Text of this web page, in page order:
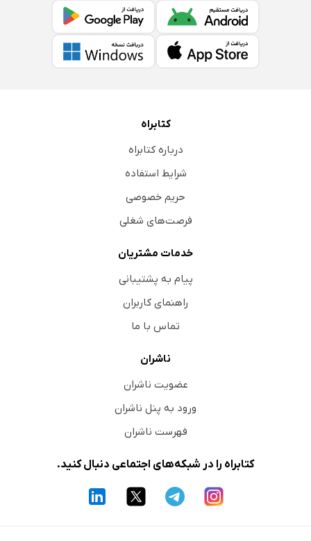
کتابراه
درباره کتابراه
شرایط استفاده
حریم خصوصی
فرصت‌های شغلی
خدمات مشتریان
پیام به پشتیبانی
راهنمای کاربران
تماس با ما
ناشران
عضویت ناشران
ورود به پنل ناشران
فهرست ناشران
کتابراه را در شبکه‌های اجتماعی دنبال کنید.